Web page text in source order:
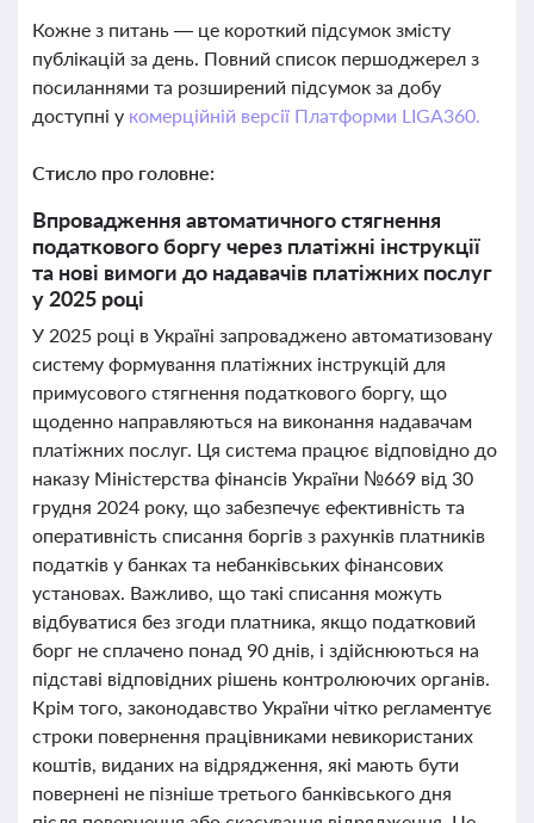
Кожне з питань — це короткий підсумок змісту
публікацій за день. Повний список першоджерел з
посиланнями та розширений підсумок за добу
доступні у комерційній версії Платформи LIGA360.
Стисло про головне:
Впровадження автоматичного стягнення
податкового боргу через платіжні інструкції
та нові вимоги до надавачів платіжних послуг
у 2025 році
У 2025 році в Україні запроваджено автоматизовану
систему формування платіжних інструкцій для
примусового стягнення податкового боргу, що
щоденно направляються на виконання надавачам
платіжних послуг. Ця система працює відповідно до
наказу Міністерства фінансів України №669 від 30
грудня 2024 року, що забезпечує ефективність та
оперативність списання боргів з рахунків платників
податків у банках та небанківських фінансових
установах. Важливо, що такі списання можуть
відбуватися без згоди платника, якщо податковий
борг не сплачено понад 90 днів, і здійснюються на
підставі відповідних рішень контролюючих органів.
Крім того, законодавство України чітко регламентує
строки повернення працівниками невикористаних
коштів, виданих на відрядження, які мають бути
повернені не пізніше третього банківського дня